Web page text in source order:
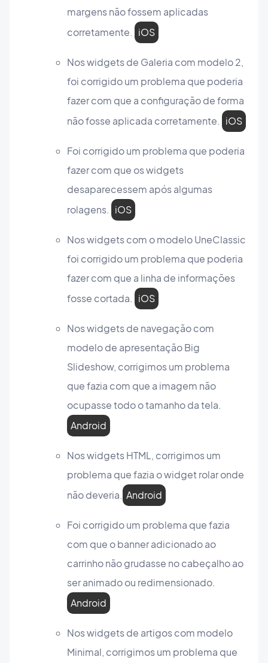
margens não fossem aplicadas
corretamente. iOS
Nos widgets de Galeria com modelo 2,
foi corrigido um problema que poderia
fazer com que a configuração de forma
não fosse aplicada corretamente. iOS
Foi corrigido um problema que poderia
fazer com que os widgets
desaparecessem após algumas
rolagens. iOS
Nos widgets com o modelo UneClassic
foi corrigido um problema que poderia
fazer com que a linha de informações
fosse cortada. iOS
Nos widgets de navegação com
modelo de apresentação Big
Slideshow, corrigimos um problema
que fazia com que a imagem não
ocupasse todo o tamanho da tela.
Android
Nos widgets HTML, corrigimos um
problema que fazia o widget rolar onde
não deveria. Android
Foi corrigido um problema que fazia
com que o banner adicionado ao
carrinho não grudasse no cabeçalho ao
ser animado ou redimensionado.
Android
Nos widgets de artigos com modelo
Minimal, corrigimos um problema que